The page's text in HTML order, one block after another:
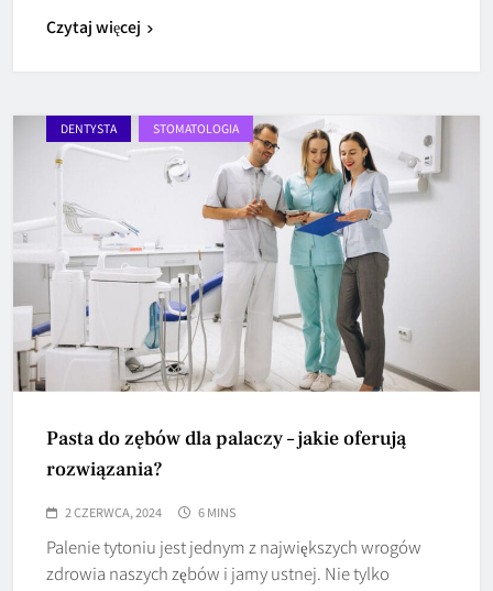
Czytaj więcej
DENTYSTA STOMATOLOGIA
Pasta do zębów dla palaczy – jakie oferują
rozwiązania?
2 CZERWCA, 2024 6 MINS
Palenie tytoniu jest jednym z największych wrogów
zdrowia naszych zębów i jamy ustnej. Nie tylko